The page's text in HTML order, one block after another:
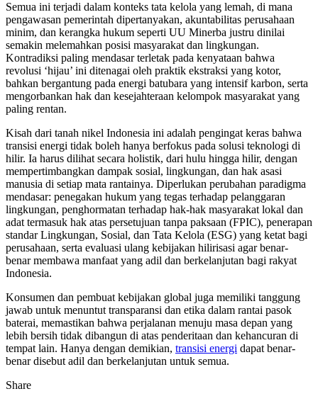
Semua ini terjadi dalam konteks tata kelola yang lemah, di mana
pengawasan pemerintah dipertanyakan, akuntabilitas perusahaan
minim, dan kerangka hukum seperti UU Minerba justru dinilai
semakin melemahkan posisi masyarakat dan lingkungan.
Kontradiksi paling mendasar terletak pada kenyataan bahwa
revolusi ‘hijau’ ini ditenagai oleh praktik ekstraksi yang kotor,
bahkan bergantung pada energi batubara yang intensif karbon, serta
mengorbankan hak dan kesejahteraan kelompok masyarakat yang
paling rentan.
Kisah dari tanah nikel Indonesia ini adalah pengingat keras bahwa
transisi energi tidak boleh hanya berfokus pada solusi teknologi di
hilir. Ia harus dilihat secara holistik, dari hulu hingga hilir, dengan
mempertimbangkan dampak sosial, lingkungan, dan hak asasi
manusia di setiap mata rantainya. Diperlukan perubahan paradigma
mendasar: penegakan hukum yang tegas terhadap pelanggaran
lingkungan, penghormatan terhadap hak-hak masyarakat lokal dan
adat termasuk hak atas persetujuan tanpa paksaan (FPIC), penerapan
standar Lingkungan, Sosial, dan Tata Kelola (ESG) yang ketat bagi
perusahaan, serta evaluasi ulang kebijakan hilirisasi agar benar-
benar membawa manfaat yang adil dan berkelanjutan bagi rakyat
Indonesia.
Konsumen dan pembuat kebijakan global juga memiliki tanggung
jawab untuk menuntut transparansi dan etika dalam rantai pasok
baterai, memastikan bahwa perjalanan menuju masa depan yang
lebih bersih tidak dibangun di atas penderitaan dan kehancuran di
tempat lain. Hanya dengan demikian, transisi energi dapat benar-
benar disebut adil dan berkelanjutan untuk semua.
Share